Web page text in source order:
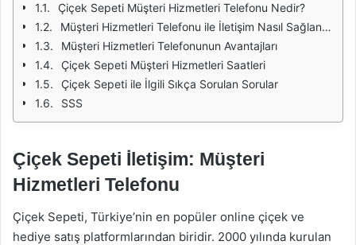
Çiçek Sepeti Müşteri Hizmetleri Telefonu Nedir?
Müşteri Hizmetleri Telefonu ile İletişim Nasıl Sağlanır?
Müşteri Hizmetleri Telefonunun Avantajları
Çiçek Sepeti Müşteri Hizmetleri Saatleri
Çiçek Sepeti ile İlgili Sıkça Sorulan Sorular
SSS
Çiçek Sepeti İletişim: Müşteri
Hizmetleri Telefonu
Çiçek Sepeti, Türkiye’nin en popüler online çiçek ve
hediye satış platformlarından biridir. 2000 yılında kurulan